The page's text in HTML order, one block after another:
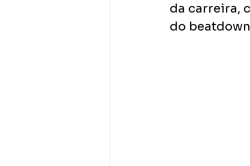
da carreira,
do